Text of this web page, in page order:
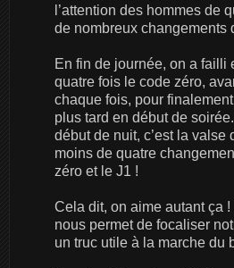
l’attention des hommes de
de nombreux changements
En fin de journée, on a failli
quatre fois le code zéro,
chaque fois, pour
plus tard en début de
début de nuit, c’est la valse
moins de quatre
zéro et le J1 !
Cela dit, on aime autant ça !
nous permet de focaliser
un truc utile à la marche du